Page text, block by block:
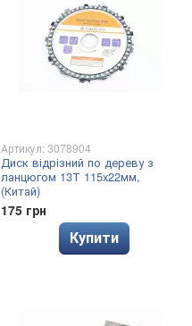
Артикул: 3078904
Диск відрізний по дереву з
ланцюгом 13Т 115x22мм,
(Китай)
175 грн
Купити